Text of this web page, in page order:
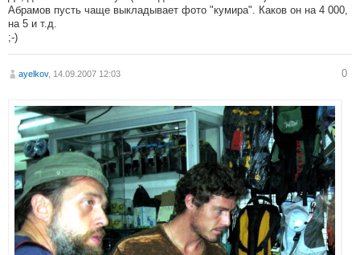
Абрамов пусть чаще выкладывает фото "кумира". Каков он на 4 000,
на 5 и т.д.
;-)
ayelkov, 14.09.2007 12:03 0